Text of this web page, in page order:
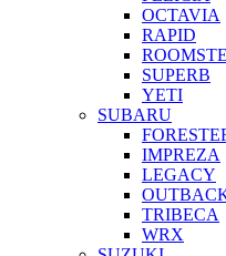
OCTAVIA
RAPID
SUPERB
YETI
SUBARU
IMPREZA
LEGACY
TRIBECA
WRX